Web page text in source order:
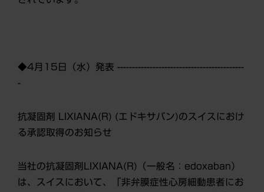
◆4月15日（水）発表 -------------------------------------------
-
抗凝固剤 LIXIANA(R) (エドキサバン)のスイスにおけ
る承認取得のお知らせ
当社の抗凝固剤LIXIANA(R)（一般名：edoxaban）
は、スイスにおいて、「非弁膜症性心房細動患者にお